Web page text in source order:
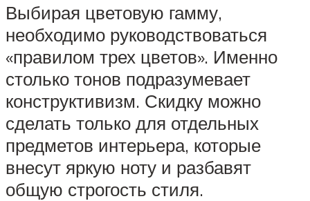
Выбирая цветовую гамму,
необходимо руководствоваться
«правилом трех цветов». Именно
столько тонов подразумевает
конструктивизм. Скидку можно
сделать только для отдельных
предметов интерьера, которые
внесут яркую ноту и разбавят
общую строгость стиля.